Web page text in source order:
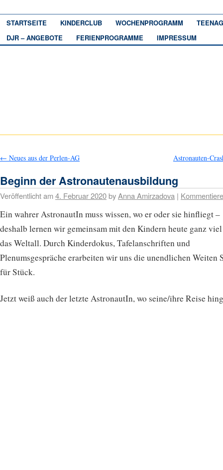
STARTSEITE KINDERCLUB WOCHENPROGRAMM
DJR – ANGEBOTE
FERIENPROGRAMME IMPRESSUM
← Neues aus der Perlen-AG Astronauten-
Beginn der Astronautenausbildung
Veröffentlicht am4. Februar 2020byAnna Amirzadova |
Ein wahrer AstronautIn muss wissen, wo er oder sie hinfliegt –
deshalb lernen wir gemeinsam mit den Kindern heute ganz
das Weltall. Durch Kinderdokus, Tafelanschriften und
Plenumsgespräche erarbeiten wir uns die unendlichen Weiten
für Stück.
Jetzt weiß auch der letzte AstronautIn, wo seine/ihre Reise